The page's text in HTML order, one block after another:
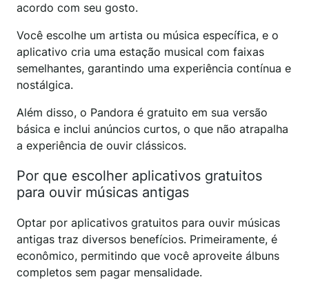
acordo com seu gosto.
Você escolhe um artista ou música específica, e o
aplicativo cria uma estação musical com faixas
semelhantes, garantindo uma experiência contínua e
nostálgica.
Além disso, o Pandora é gratuito em sua versão
básica e inclui anúncios curtos, o que não atrapalha
a experiência de ouvir clássicos.
Por que escolher aplicativos gratuitos
para ouvir músicas antigas
Optar por aplicativos gratuitos para ouvir músicas
antigas traz diversos benefícios. Primeiramente, é
econômico, permitindo que você aproveite álbuns
completos sem pagar mensalidade.